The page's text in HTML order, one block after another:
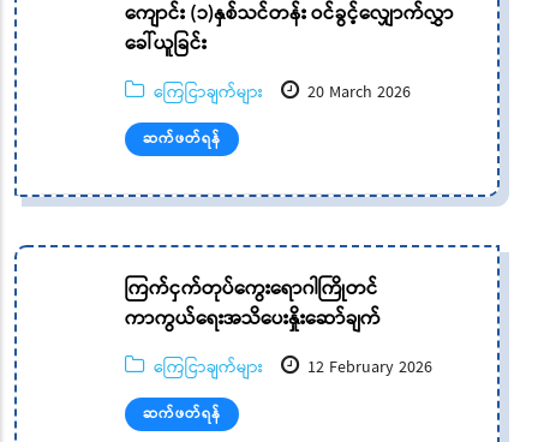
ကျောင်း (၁)နှစ်သင်တန်း ဝင်ခွင့်လျှောက်လွှာ
ခေါ်ယူခြင်း
ကြေငြာချက်များ 20 March 2026
ဆက်ဖတ်ရန်
ကြက်ငှက်တုပ်ကွေးရောဂါကြိုတင်
ကာကွယ်ရေးအသိပေးနှိုးဆော်ချက်
ကြေငြာချက်များ 12 February 2026
ဆက်ဖတ်ရန်